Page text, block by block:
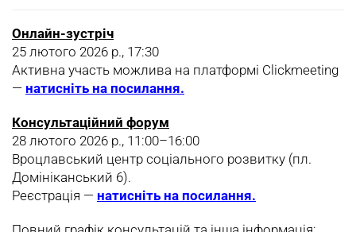
Онлайн-зустріч
25 лютого 2026 р., 17:30
Активна участь можлива на платформі Clickmeeting
— натисніть на посилання.
Консультаційний форум
28 лютого 2026 р., 11:00–16:00
Вроцлавський центр соціального розвитку (пл.
Домініканський 6).
Реєстрація — натисніть на посилання.